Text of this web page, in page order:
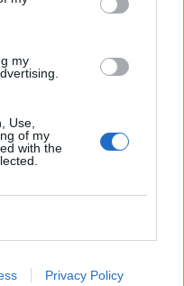
my
Use,
of my
with the
Privacy Policy